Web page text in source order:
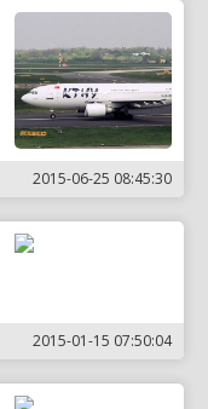
2015-06-25 08:45:30
2015-01-15 07:50:04